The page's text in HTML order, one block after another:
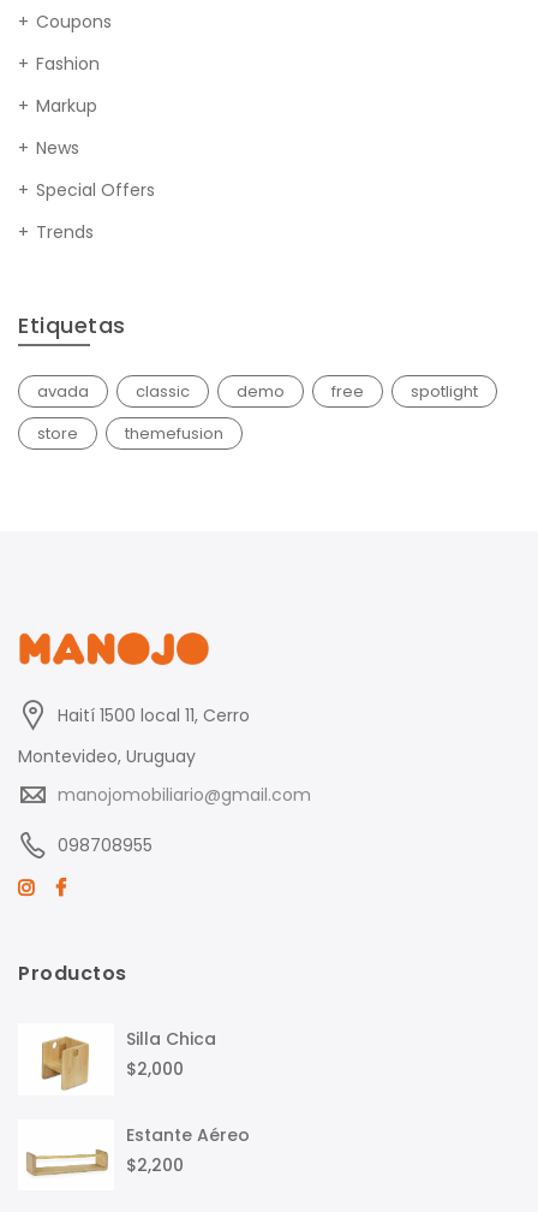
Coupons
Fashion
Markup
News
Special Offers
Trends
Etiquetas
avada classic demo free
spotlight
store
themefusion
Haití 1500 local 11, Cerro
Montevideo, Uruguay
manojomobiliario@gmail.com
098708955
Productos
Silla Chica
$2,000
Estante Aéreo
$2,200